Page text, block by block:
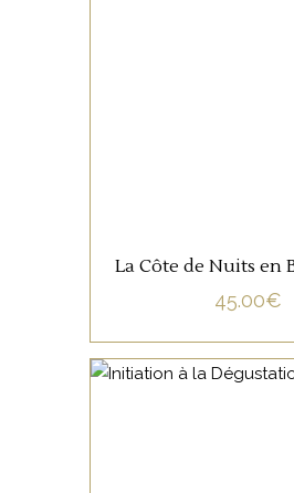
La Côte de Nuits en
45.00€